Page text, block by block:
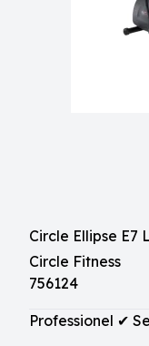
Circle Ellipse E7
Circle Fitness
756124
Professionel ✔